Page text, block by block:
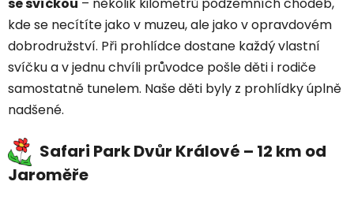
se svíčkou – několik kilometrů podzemních chodeb,
kde se necítíte jako v muzeu, ale jako v opravdovém
dobrodružství. Při prohlídce dostane každý vlastní
svíčku a v jednu chvíli průvodce pošle děti i rodiče
samostatně tunelem. Naše děti byly z prohlídky úplně
nadšené.
Safari Park Dvůr Králové – 12 km od
Jaroměře